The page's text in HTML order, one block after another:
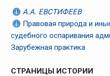
А.А. ЕВСТИФЕЕВ
Правовая природа и
судебного оспаривания
Зарубежная практика
СТРАНИЦЫ ИСТОРИИ